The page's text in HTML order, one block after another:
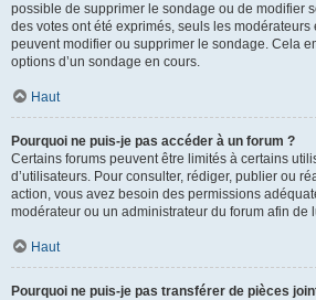
possible de supprimer le sondage ou de modifier
des votes ont été exprimés, seuls les modérateurs
peuvent modifier ou supprimer le sondage. Cela
options d’un sondage en cours.
Haut
Pourquoi ne puis-je pas accéder à un forum ?
Certains forums peuvent être limités à certains
d’utilisateurs. Pour consulter, rédiger, publier ou
action, vous avez besoin des permissions
modérateur ou un administrateur du forum afin de
Haut
Pourquoi ne puis-je pas transférer de pièces